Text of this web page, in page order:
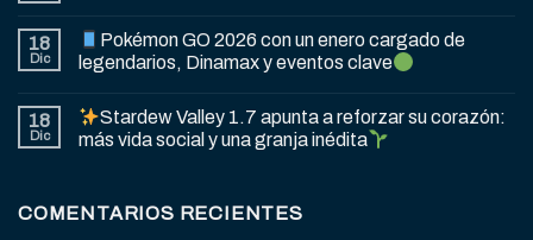
18
Dic
Pokémon GO 2026 con un enero cargado de
legendarios, Dinamax y eventos clave
18
Dic
Stardew Valley 1.7 apunta a reforzar su corazón:
más vida social y una granja inédita
COMENTARIOS RECIENTES